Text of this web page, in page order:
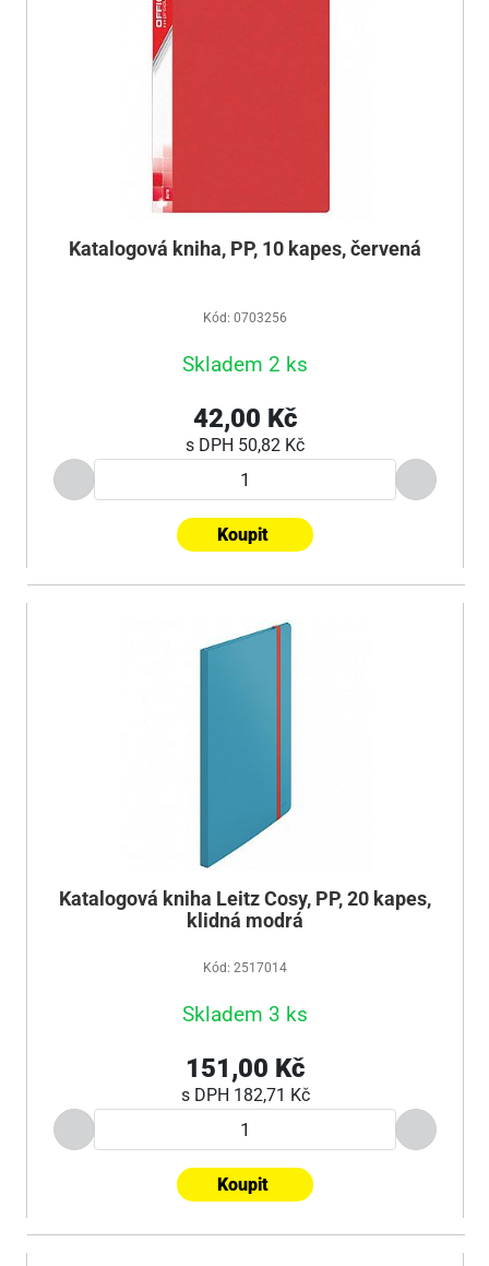
Katalogová kniha, PP, 10 kapes, červená
Kód: 0703256
Skladem 2 ks
42,00 Kč
s DPH 50,82 Kč
Koupit
Katalogová kniha Leitz Cosy, PP, 20 kapes,
klidná modrá
Kód: 2517014
Skladem 3 ks
151,00 Kč
s DPH 182,71 Kč
Koupit